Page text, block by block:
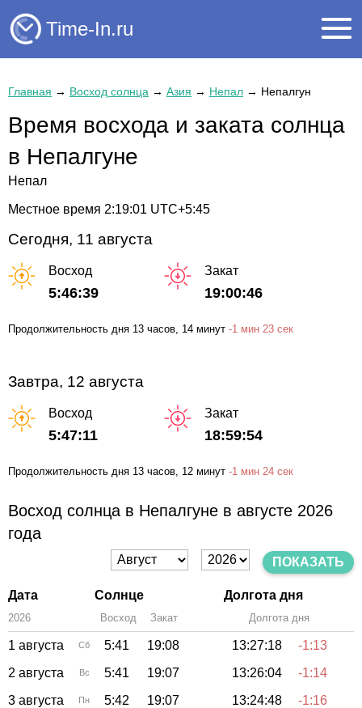
Time-In.ru
Главная → Восход солнца → Азия → Непал → Непалгун
Время восхода и заката солнца
в Непалгуне
Непал
Местное время 2:19:01 UTC+5:45
Сегодня, 11 августа
Восход
5:46:39
Закат
19:00:46
Продолжительность дня 13 часов , 14 минут -1 мин 23 сек
Завтра, 12 августа
Восход
5:47:11
Закат
18:59:54
Продолжительность дня 13 часов, 12 минут -1 мин 24 сек
Восход солнца в Непалгуне в августе 2026
года
ПОКАЗАТЬ
Дата Солнце Долгота дня
2026 Восход Закат Долгота дня
1 августа Сб 5:41 19:08 13:27:18
-1:13
2 августа
Вс 5:41 19:07 13:26:04
-1:14
3 августа
Пн 5:42 19:07 13:24:48
-1:16